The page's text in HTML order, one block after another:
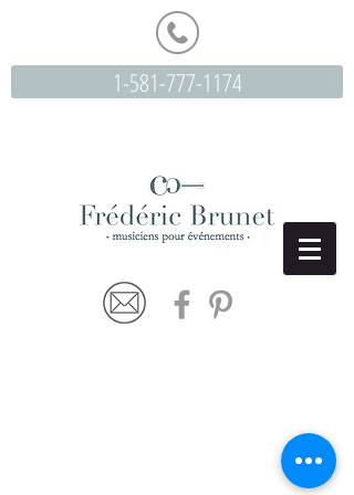
1-581-777-1174